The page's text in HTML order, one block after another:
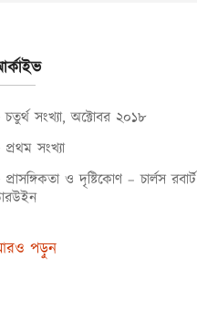
চতুর্থ সংখ্যা, অক্টোবর ২০১৮
প্রথম সংখ্যা
প্রাসঙ্গিকতা ও দৃষ্টিকোণ – চার্লস রবার্ট
পড়ুন